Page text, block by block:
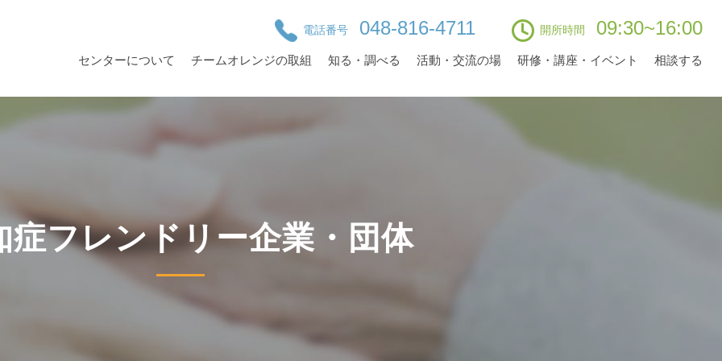
電話番号 048-816-4711 開所時間 09:30~16:00
センターについて チームオレンジの取組 知る・調べる 活動・交流の場 研修・講座・イベント 相談する
症フレンドリー企業・団体